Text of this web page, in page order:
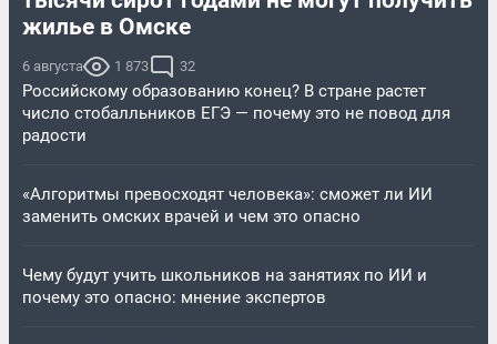
жилье в Омске
6 августа 1 873 32
Российскому образованию конец? В стране растет
число стобалльников ЕГЭ — почему это не повод для
радости
«Алгоритмы превосходят человека»: сможет ли ИИ
заменить омских врачей и чем это опасно
Чему будут учить школьников на занятиях по ИИ и
почему это опасно: мнение экспертов